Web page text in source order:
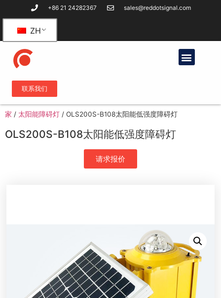
+86 21 24282367 sales@reddotsignal.com
ZH
联系我们
家 / 太阳能障碍灯 / OLS200S-B108太阳能低强度障碍灯
OLS200S-B108太阳能低强度障碍灯
请求报价